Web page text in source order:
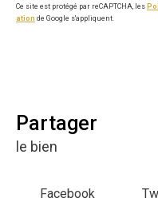
Ce site est protégé par reCAPTCHA, les
ation de Google s'appliquent.
partager
le bien
Facebook